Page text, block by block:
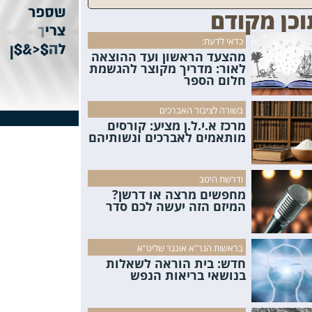
מקודם
כדאי לדעת:
מהצעד הראשון ועד ההוצאה
לאור: מדריך מקוצר להגשמת
חלום הספר
בשורה לציבור האברכים
מרכז א.י.ל.ן מציע: קורסים
מותאמים לאברכים ונשותיהם
ודרשת היטב
מחפשים מרצה או דרשן?
המיזם הזה יעשה לכם סדר
בראשות הגר"א אונגר שליט"א
חדש: בית הוראה לשאלות
בנושאי בריאות הנפש